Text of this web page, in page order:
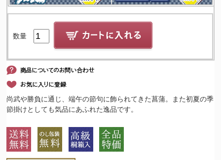
数量
尚武や勝負に通じ、端午の節句に飾られてきた菖蒲。また初夏の季
節掛けとしても気品にあふれた逸品です。